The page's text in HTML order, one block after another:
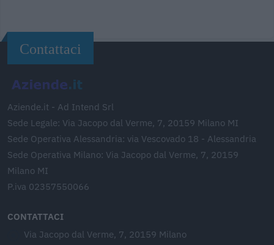
Contattaci
Aziende.it - Ad Intend Srl
Sede Legale: Via Jacopo dal Verme, 7, 20159 Milano MI
Sede Operativa Alessandria: via Vescovado 18 - Alessandria
Sede Operativa Milano: Via Jacopo dal Verme, 7, 20159
Milano MI
P.iva 02357550066
CONTATTACI
Via Jacopo dal Verme, 7, 20159 Milano